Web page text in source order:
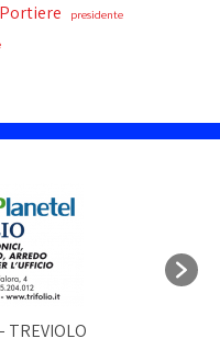
Portiere
presidente
TREVIOLO